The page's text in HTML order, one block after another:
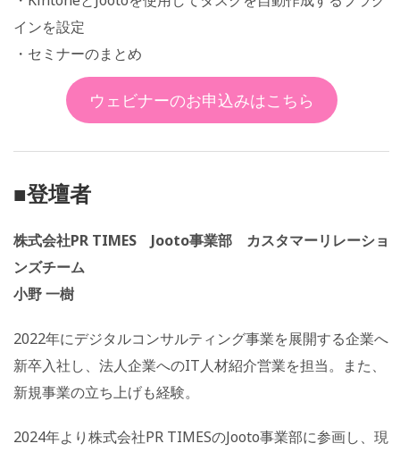
インを設定
・セミナーのまとめ
ウェビナーのお申込みはこちら
■登壇者
株式会社PR TIMES Jooto事業部 カスタマーリレーショ
ンズチーム
小野 一樹
2022年にデジタルコンサルティング事業を展開する企業へ
新卒入社し、法人企業へのIT人材紹介営業を担当。また、
新規事業の立ち上げも経験。
2024年より株式会社PR TIMESのJooto事業部に参画し、現